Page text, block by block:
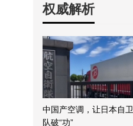
权威解析
中国产空调，让日本自卫
队破“功”